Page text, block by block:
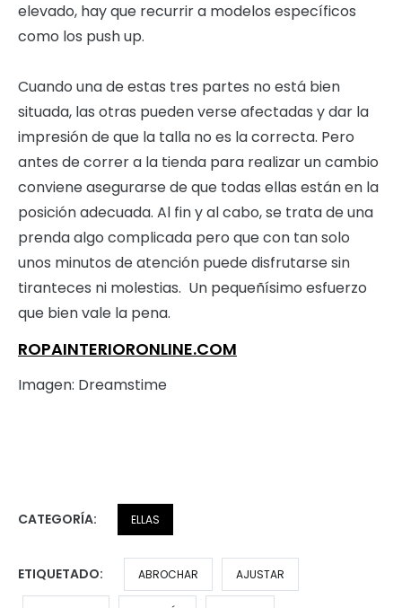
elevado, hay que recurrir a modelos específicos
como los push up.
Cuando una de estas tres partes no está bien
situada, las otras pueden verse afectadas y dar la
impresión de que la talla no es la correcta. Pero
antes de correr a la tienda para realizar un cambio
conviene asegurarse de que todas ellas están en la
posición adecuada. Al fin y al cabo, se trata de una
prenda algo complicada pero que con tan solo
unos minutos de atención puede disfrutarse sin
tiranteces ni molestias. Un pequeñísimo esfuerzo
que bien vale la pena.
ROPAINTERIORONLINE.COM
Imagen: Dreamstime
CATEGORÍA: ELLAS
ETIQUETADO: ABROCHAR AJUSTAR